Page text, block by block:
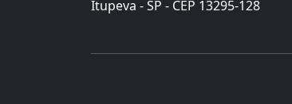
Itupeva - SP - CEP 13295-128